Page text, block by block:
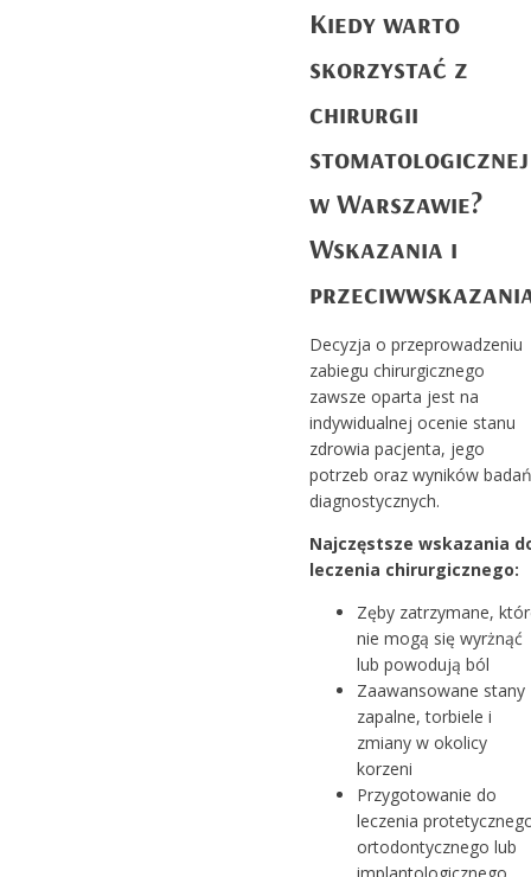
Kiedy warto
skorzystać z
chirurgii
stomatologicznej
w Warszawie?
Wskazania i
Decyzja o przeprowadzeniu
zabiegu chirurgicznego
zawsze oparta jest na
indywidualnej ocenie stanu
zdrowia pacjenta, jego
potrzeb oraz wyników badań
diagnostycznych.
Najczęstsze wskazania
leczenia chirurgicznego:
Zęby zatrzymane,
nie mogą się wyrżnąć
lub powodują ból
Zaawansowane stany
zapalne, torbiele i
zmiany w okolicy
korzeni
Przygotowanie do
leczenia
ortodontycznego lub